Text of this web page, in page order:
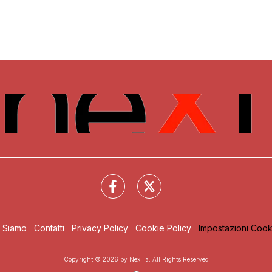
Siamo Contatti Privacy Policy Cookie Policy Impostazioni
Copyright © 2026 by Nexilia. All Rights Reserved